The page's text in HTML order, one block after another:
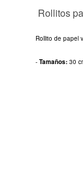
Rollitos
Rollito de papel
- Tamaños: 30